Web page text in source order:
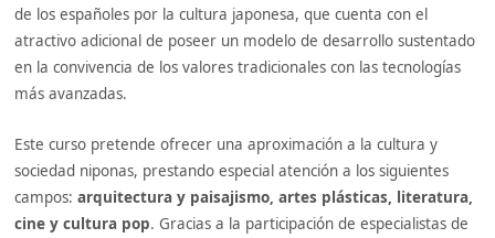
de los españoles por la cultura japonesa, que cuenta con el
atractivo adicional de poseer un modelo de desarrollo sustentado
en la convivencia de los valores tradicionales con las tecnologías
más avanzadas.
Este curso pretende ofrecer una aproximación a la cultura y
sociedad niponas, prestando especial atención a los siguientes
campos:arquitectura y paisajismo, artes plásticas, literatura,
cine y cultura pop. Gracias a la participación de especialistas de